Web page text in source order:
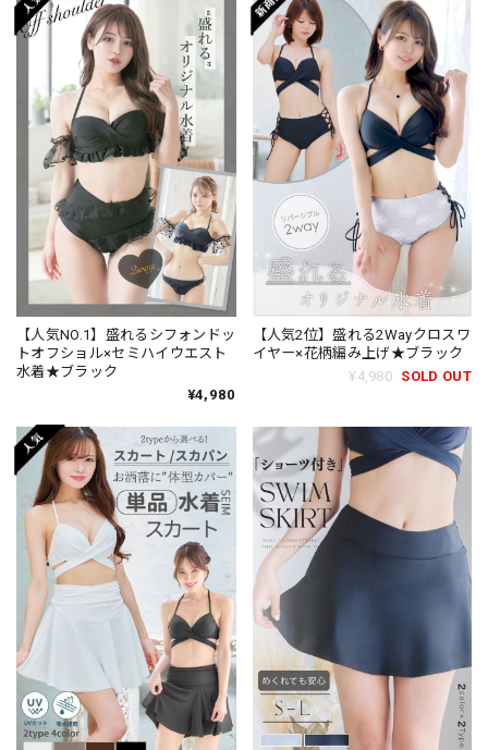
【人気NO.1】盛れるシフォンドッ
トオフショル×セミハイウエスト
水着★ブラック
¥4,980
【人気2位】盛れる2Wayクロスワ
イヤー×花柄編み上げ★ブラック
¥4,980 SOLD OUT